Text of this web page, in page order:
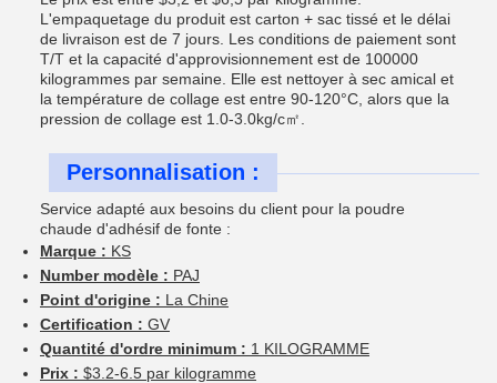
L'empaquetage du produit est carton + sac tissé et le délai
de livraison est de 7 jours. Les conditions de paiement sont
T/T et la capacité d'approvisionnement est de 100000
kilogrammes par semaine. Elle est nettoyer à sec amical et
la température de collage est entre 90-120°C, alors que la
pression de collage est 1.0-3.0kg/c㎡.
Personnalisation :
Service adapté aux besoins du client pour la poudre
chaude d'adhésif de fonte :
Marque : KS
Number modèle : PAJ
Point d'origine : La Chine
Certification : GV
Quantité d'ordre minimum : 1 KILOGRAMME
Prix : $3.2-6.5 par kilogramme